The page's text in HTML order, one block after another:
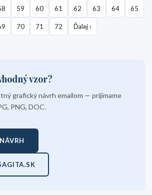
59 60 61 62 63 64 65
70 71 72 Ďalej ›
vzor?
grafický návrh emailom — prijímame
PNG, DOC.